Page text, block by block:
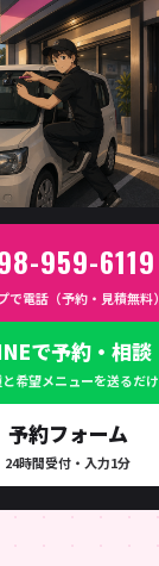
959-6119
で電話（予約・見積無料）
で予約・相談
希望メニューを送るだけ
予約フォーム
24時間受付・入力1分